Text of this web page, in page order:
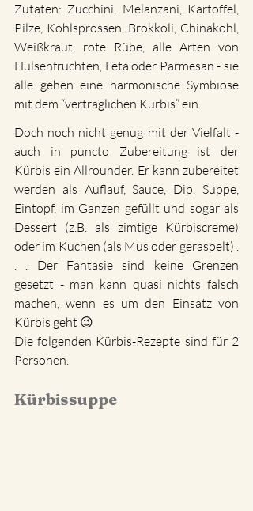
Zutaten: Zucchini, Melanzani, Kartoffel,
Pilze, Kohlsprossen, Brokkoli, Chinakohl,
Weißkraut, rote Rübe, alle Arten von
Hülsenfrüchten, Feta oder Parmesan - sie
alle gehen eine harmonische Symbiose
mit dem “verträglichen Kürbis” ein.
Doch noch nicht genug mit der Vielfalt -
auch in puncto Zubereitung ist der
Kürbis ein Allrounder. Er kann zubereitet
werden als Auflauf, Sauce, Dip, Suppe,
Eintopf, im Ganzen gefüllt und sogar als
Dessert (z.B. als zimtige Kürbiscreme)
oder im Kuchen (als Mus oder geraspelt) .
. . Der Fantasie sind keine Grenzen
gesetzt - man kann quasi nichts falsch
machen, wenn es um den Einsatz von
Kürbis geht 😉
Die folgenden Kürbis-Rezepte sind für 2
Personen.
Kürbissuppe